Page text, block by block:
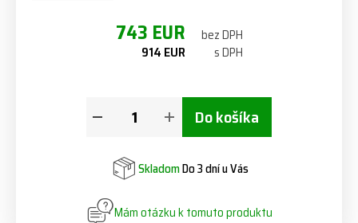
743 EUR bez DPH
914 EUR s DPH
Do košíka
SkladomDo 3 dní u Vás
Mám otázku k tomuto produktu